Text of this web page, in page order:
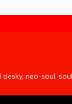
neo-soul,